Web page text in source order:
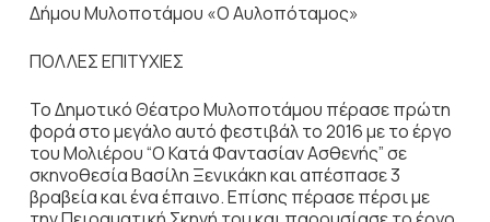
Δήμου Μυλοποτάμου «Ο Αυλοπόταμος»
ΠΟΛΛΕΣ ΕΠΙΤΥΧΙΕΣ
Το Δημοτικό Θέατρο Μυλοποτάμου πέρασε πρώτη
φορά στο μεγάλο αυτό φεστιβάλ το 2016 με το έργο
του Μολιέρου “Ο Κατά Φαντασίαν Ασθενής” σε
σκηνοθεσία Βασίλη Ξενικάκη και απέσπασε 3
βραβεία και ένα έπαινο. Επίσης πέρασε πέρσι με